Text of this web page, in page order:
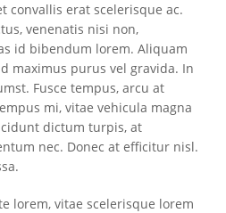
convallis erat scelerisque ac.
venenatis nisi non,
id bibendum lorem. Aliquam
maximus purus vel gravida. In
Fusce tempus, arcu at
mi, vitae vehicula magna
dictum turpis, at
nec. Donec at efficitur nisl.
lorem, vitae scelerisque lorem